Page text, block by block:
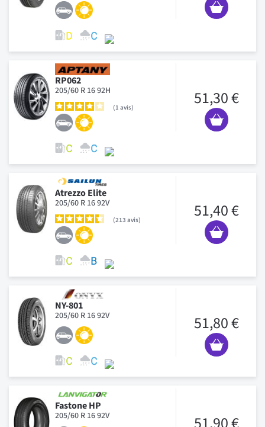
RP062
205/60 R 16 92H
1 avis 51,30 €
Atrezzo Elite
205/60 R 16 92V
213 avis 51,40 €
NY-801
205/60 R 16 92V 51,80 €
Fastone HP
205/60 R 16 92V